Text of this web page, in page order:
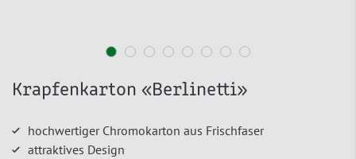
Krapfenkarton «Berlinetti»
hochwertiger Chromokarton aus Frischfaser
attraktives Design